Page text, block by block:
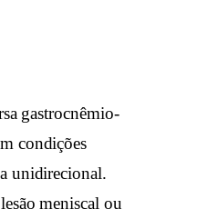
gastrocnêmio-
condições
unidirecional.
meniscal ou